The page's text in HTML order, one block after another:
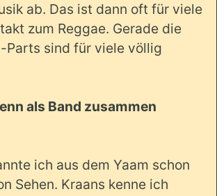
ab. Das ist dann oft für viele
zum Reggae. Gerade die
Parts sind für viele völlig
als Band zusammen
ich aus dem Yaam schon
Sehen. Kraans kenne ich